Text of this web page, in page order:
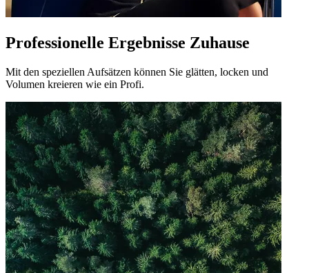
Professionelle Ergebnisse Zuhause
Mit den speziellen Aufsätzen können Sie glätten, locken und
Volumen kreieren wie ein Profi.